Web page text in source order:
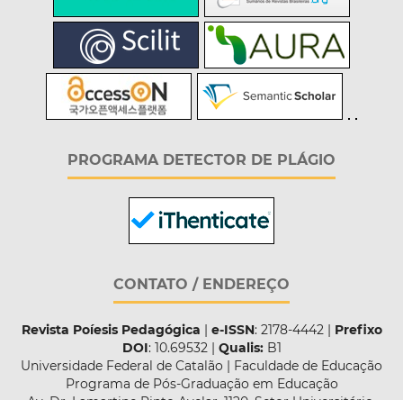
PROGRAMA DETECTOR DE PLÁGIO
CONTATO / ENDEREÇO
Revista Poíesis Pedagógica | e-ISSN: 2178-4442 | Prefixo
DOI: 10.69532 | Qualis:B1
Universidade Federal de Catalão | Faculdade de Educação
Programa de Pós-Graduação em Educação